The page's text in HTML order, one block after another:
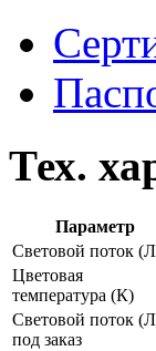
Тех.
Параметр
Световой поток
Цветовая
температура (К)
Световой поток
под заказ